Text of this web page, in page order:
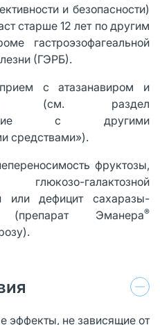
и безопасности)
старше 12 лет по другим
гастроэзофагеальной
(ГЭРБ).
с атазанавиром и
(см. раздел
с другими
средствами»).
фруктозы,
галактозной
или дефицит сахаразы-
(препарат Эманера®
эффекты, не зависящие от